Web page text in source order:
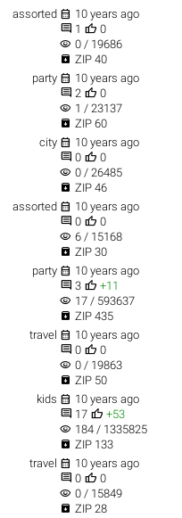
assorted  10 years ago
 1  0
visibility 0 / 19686
 ZIP 40
party  10 years ago
 2  0
visibility 1 / 23137
 ZIP 60
city  10 years ago
 0  0
visibility 0 / 26485
 ZIP 46
assorted  10 years ago
 0  0
visibility 6 / 15168
 ZIP 30
party  10 years ago
 3  +11
visibility 17 / 593637
 ZIP 435
travel  10 years ago
 0  0
visibility 0 / 19863
 ZIP 50
kids  10 years ago
 17  +53
visibility 184 / 1335825
 ZIP 133
travel  10 years ago
 0  0
visibility 0 / 15849
 ZIP 28